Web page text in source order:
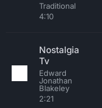
Traditional
4:10
Nostalgia
Tv
Edward
Jonathan
Blakeley
2:21